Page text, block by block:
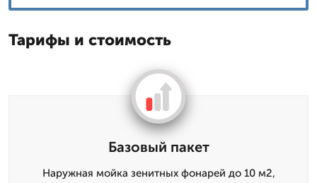
Тарифы и стоимость
Базовый пакет
Наружная мойка зенитных фонарей до 10 м2,